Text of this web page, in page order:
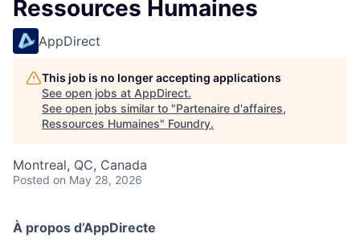
Ressources Humaines
AppDirect
This job is no longer accepting applications
See open jobs at AppDirect.
See open jobs similar to "Partenaire d'affaires,
Ressources Humaines" Foundry.
Montreal, QC, Canada
Posted on May 28, 2026
À propos d’AppDirecte